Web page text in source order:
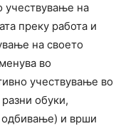
учествување на
преку работа и
на своето
во
учествување во
обуки,
и врши